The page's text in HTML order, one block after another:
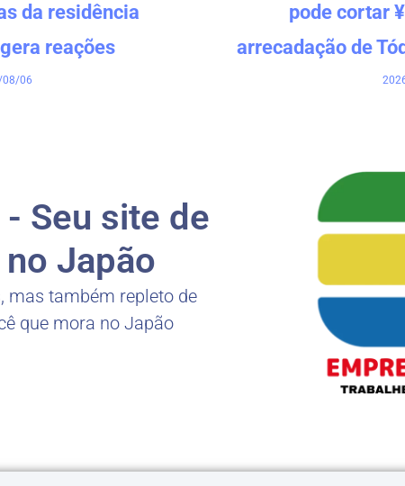
da residência
reações
06
pode cortar
arrecadação de
Seu site de
Japão
mas também repleto de
que mora no Japão